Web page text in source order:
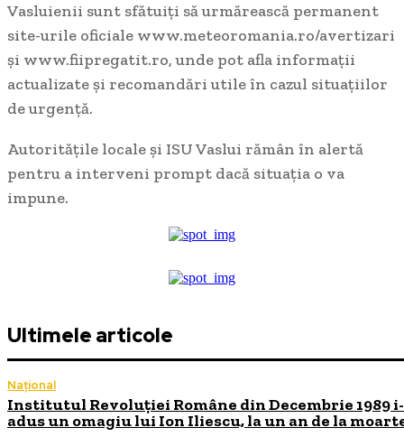
Vasluienii sunt sfătuiți să urmărească permanent
site-urile oficiale www.meteoromania.ro/avertizari
și www.fiipregatit.ro, unde pot afla informații
actualizate și recomandări utile în cazul situațiilor
de urgență.
Autoritățile locale și ISU Vaslui rămân în alertă
pentru a interveni prompt dacă situația o va
impune.
Ultimele articole
Național
Institutul Revoluției Române din Decembrie 1989
adus un omagiu lui Ion Iliescu, la un an de la